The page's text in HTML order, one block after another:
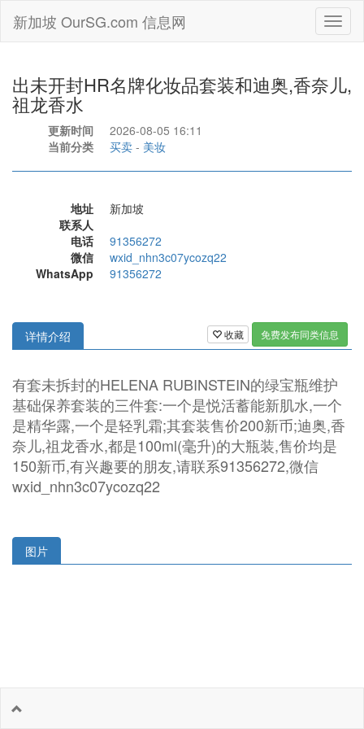
新加坡 OurSG.com 信息网
出未开封HR名牌化妆品套装和迪奥,香奈儿,
祖龙香水
更新时间
2026-08-05 16:11
当前分类
买卖 - 美妆
地址
新加坡
联系人
电话
91356272
微信
wxid_nhn3c07ycozq22
WhatsApp
91356272
收藏 免费发布同类信息
详情介绍
有套未拆封的HELENA RUBINSTEIN的绿宝瓶维护
基础保养套装的三件套:一个是悦活蓄能新肌水,一个
是精华露,一个是轻乳霜;其套装售价200新币;迪奥,香
奈儿,祖龙香水,都是100ml(毫升)的大瓶装,售价均是
150新币,有兴趣要的朋友,请联系91356272,微信
wxid_nhn3c07ycozq22
图片